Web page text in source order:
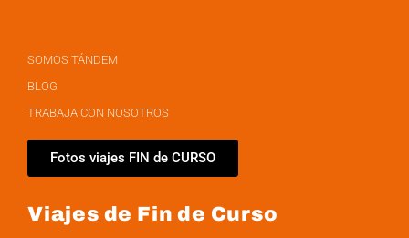
SOMOS TÁNDEM
BLOG
TRABAJA CON NOSOTROS
Fotos viajes FIN de CURSO
Viajes de Fin de Curso